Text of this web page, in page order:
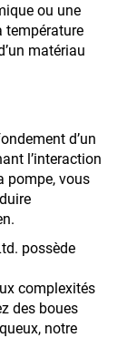
ou une
température
matériau
d’un
l’interaction
pompe, vous
possède
complexités
des boues
notre